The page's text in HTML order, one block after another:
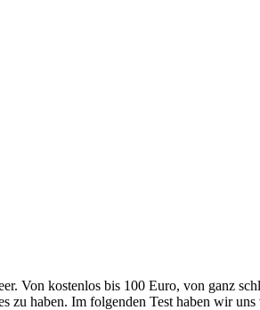
Von kostenlos bis 100 Euro, von ganz
zu haben. Im folgenden Test haben wir